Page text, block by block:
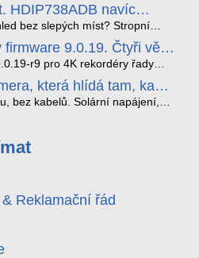
systém, poháněný
inteligence (AI), je navržen
nástroje pro vymáhání
bezpečnost na silnicích a
v moderních městech.
HDIP738ADB navíc
– bez PC.
bez slepých míst? Stropní
skládá obraz ze dvou
čistého 180° záběru bez
detekci osob a vozidel,
9.0.19. Čtyři věci,
r9 pro 4K rekordéry řady
– a jedna z nich vám ušetří
k zákazníkům.
která hlídá tam, kam
bez kabelů. Solární napájení,
video.
Reklamační řád